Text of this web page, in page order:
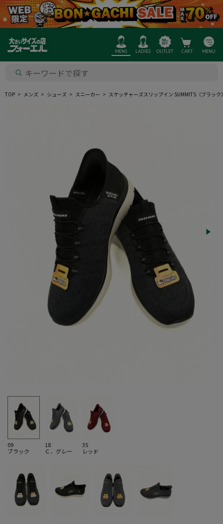
MENS LADIES OUTLET CART MENU
TOP メンズ シューズ スニーカー スケッチャーズスリップイン SUMMITS（ブラック
09
ブラック
18
Ｃ．グレー
35
レッド